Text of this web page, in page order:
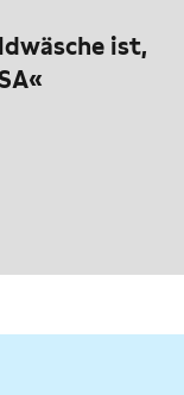
ist,